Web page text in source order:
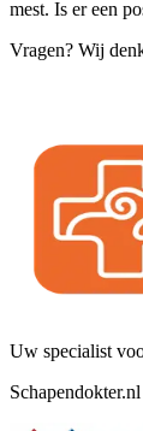
mest. Is er een
Vragen? Wij
Uw specialist